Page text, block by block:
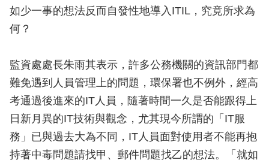
如少一事的想法反而自發性地導入ITIL，究竟所求為
何？
監資處處長朱雨其表示，許多公務機關的資訊部門都
難免遇到人員管理上的問題，環保署也不例外，經高
考通過後進來的IT人員，隨著時間一久是否能跟得上
日新月異的IT技術與觀念，尤其現今所謂的「IT服
務」已與過去大為不同，IT人員面對使用者不能再抱
持著中毒問題請找甲、郵件問題找乙的想法。「就如